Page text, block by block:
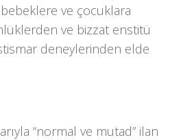
ve çocuklara
ve bizzat enstitü
deneylerinden elde
“normal ve mutad” ilan